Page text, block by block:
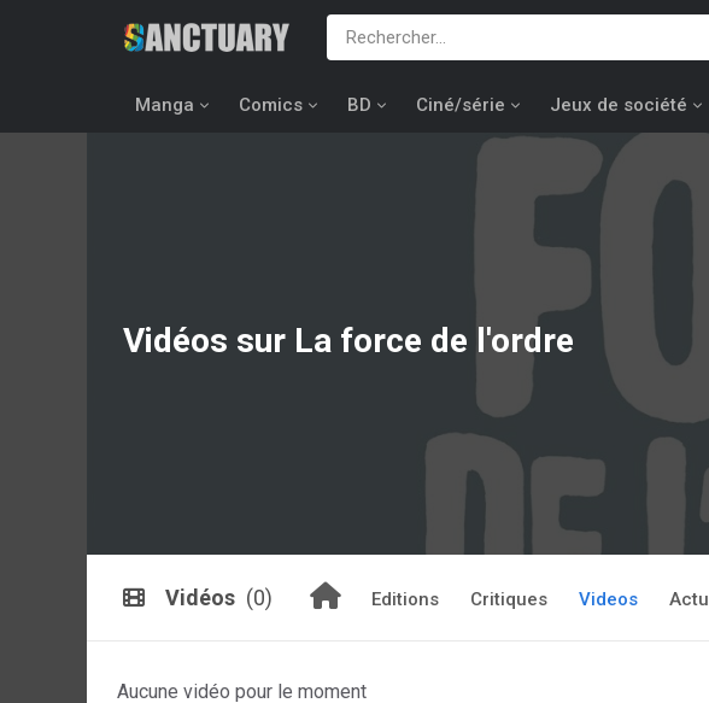
Manga Comics BD Ciné/série Jeux de société
Vidéos sur La force de l'ordre
Vidéos (0) Editions Critiques Videos Actu
Aucune vidéo pour le moment